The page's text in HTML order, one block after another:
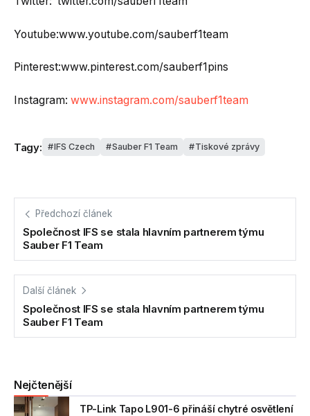
Youtube:www.youtube.com/sauberf1team
Pinterest:www.pinterest.com/sauberf1pins
Instagram: www.instagram.com/sauberf1team
Tagy: IFS Czech Sauber F1 Team Tiskové zprávy
Předchozí článek
Společnost IFS se stala hlavním partnerem týmu
Sauber F1 Team
Další článek
Společnost IFS se stala hlavním partnerem týmu
Sauber F1 Team
Nejčtenější
TP-Link Tapo L901-6 přináší chytré osvětlení